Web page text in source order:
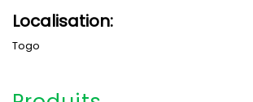
Localisation:
Togo